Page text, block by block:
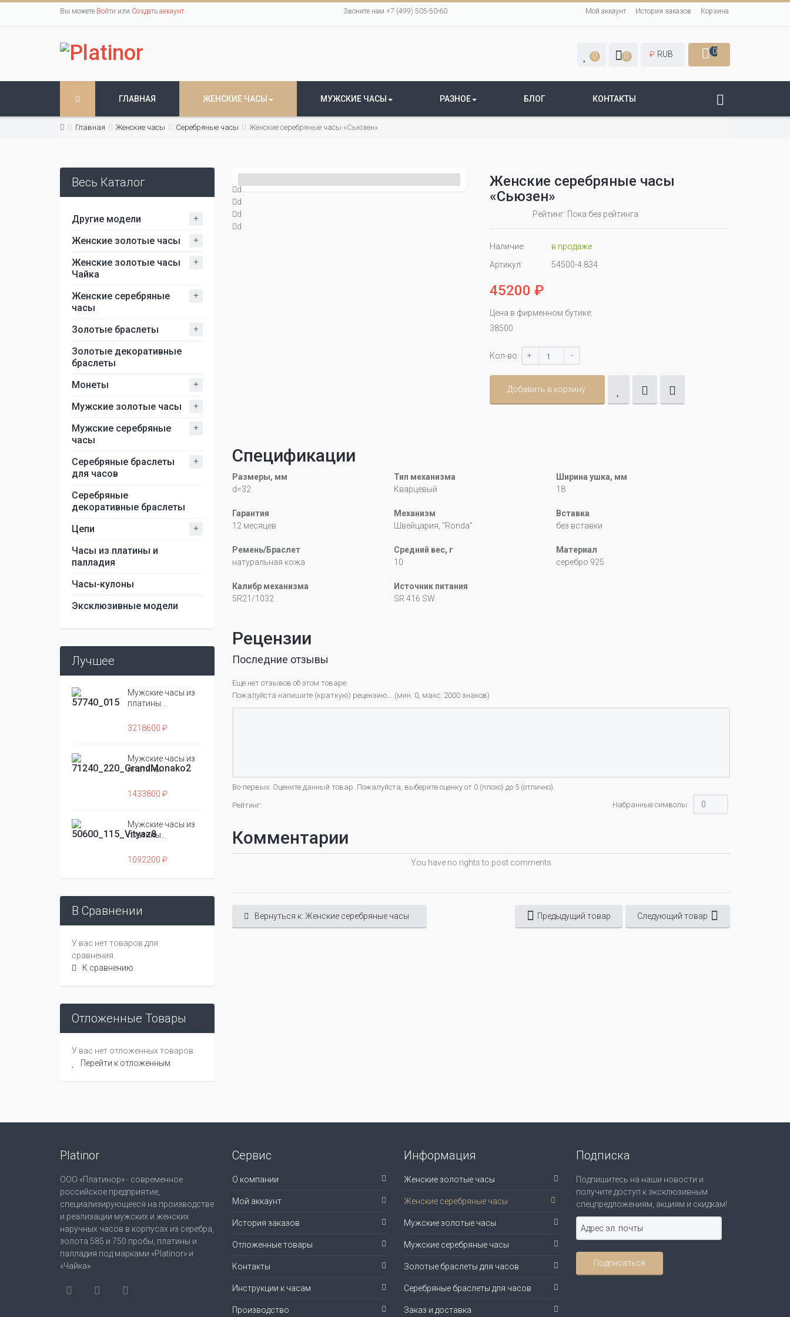
Вы можете Войти или Создать аккаунт Звоните нам +7 (499) 505-50-60 Мой аккаунт История заказов Корзина
0 0 ₽ RUB 0
ГЛАВНАЯ ЖЕНСКИЕ ЧАСЫ МУЖСКИЕ ЧАСЫ РАЗНОЕ БЛОГ КОНТАКТЫ
Главная Женские часы Серебряные часы Женские серебряные часы «Сьюзен»
Весь Каталог
Другие модели +
Женские золотые часы +
Женские золотые часы
Чайка
+
Женские серебряные
часы
+
Золотые браслеты +
Золотые декоративные
браслеты
Монеты
+
Мужские золотые часы +
Мужские серебряные
часы
+
Серебряные браслеты
для часов
+
Серебряные
декоративные браслеты
Цепи
+
Часы из платины и
палладия
Часы-кулоны
Эксклюзивные модели
Лучшее
Мужские часы из
платины...
3218600 ₽
Мужские часы из
платины...
1433800 ₽
Мужские часы из
платины...
1092200 ₽
В Сравнении
У вас нет товаров для
сравнения.
К сравнению
Отложенные Товары
У вас нет отложенных товаров.
Перейти к отложенным
d
d
d
d
Женские серебряные часы
«Сьюзен»
Рейтинг: Пока без рейтинга
Наличие:
в продаже
Артикул:
54500-4.834
45200 ₽
Цена в фирменном бутике:
38500
Кол-во: + -
Добавить в корзину
Спецификации
Размеры, мм
d=32
Тип механизма
Кварцевый
Ширина ушка, мм
18
Гарантия
12 месяцев
Механизм
Швейцария, "Ronda"
Вставка
без вставки
Ремень/Браслет
натуральная кожа
Средний вес, г
10
Материал
серебро 925
Калибр механизма
5R21/1032
Источник питания
SR 416 SW
Рецензии
Последние отзывы
Еще нет отзывов об этом товаре.
Пожалуйста напишите (краткую) рецензию....(мин. 0, макс. 2000 знаков)
Во-первых: Оцените данный товар. Пожалуйста, выберите оценку от 0 (плохо) до 5 (отлично).
Рейтинг: Набранные символы:
Комментарии
You have no rights to post comments
Вернуться к: Женские серебряные часы Предыдущий товар Следующий товар
Platinor
ООО «Платинор» - современное
российское предприятие,
специализирующееся на производстве
и реализации мужских и женских
наручных часов в корпусах из серебра,
золота 585 и 750 пробы, платины и
палладия под марками «Platinor» и
«Чайка»
Сервис
О компании
Мой аккаунт
История заказов
Отложенные товары
Контакты
Инструкции к часам
Производство
Информация
Женские золотые часы
Женские серебряные часы
Мужские золотые часы
Мужские серебряные часы
Золотые браслеты для часов
Серебряные браслеты для часов
Заказ и доставка
Подписка
Подпишитесь на наши новости и
получите доступ к эксклюзивным
спецпредложениям, акциям и скидкам!